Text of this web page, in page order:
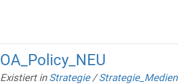
OA_Policy_NEU
Existiert in Strategie /Strategie_Medien